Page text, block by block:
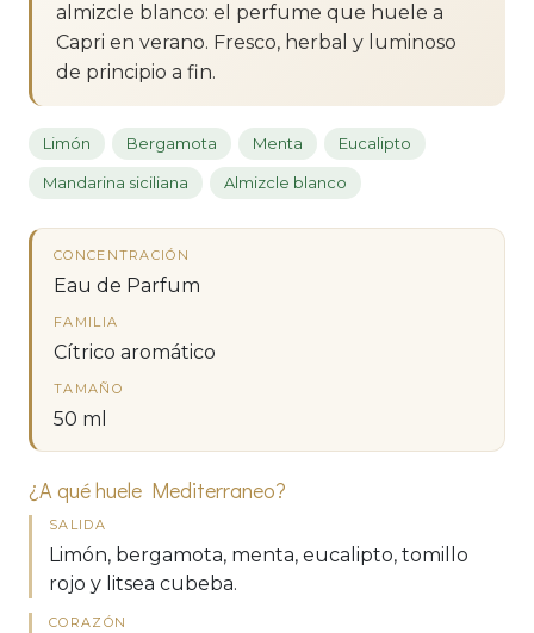
almizcle blanco: el perfume que huele a
Capri en verano. Fresco, herbal y luminoso
de principio a fin.
Limón Bergamota Menta Eucalipto
Mandarina siciliana Almizcle blanco
CONCENTRACIÓN
Eau de Parfum
FAMILIA
Cítrico aromático
TAMAÑO
50 ml
¿A qué huele Mediterraneo?
SALIDA
Limón, bergamota, menta, eucalipto, tomillo
rojo y litsea cubeba.
CORAZÓN